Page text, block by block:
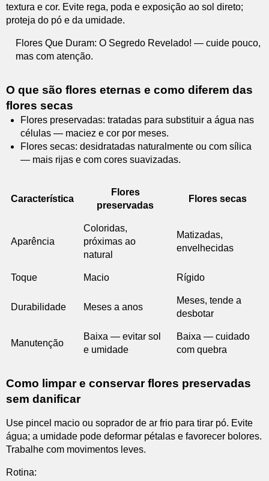
textura e cor. Evite rega, poda e exposição ao sol direto;
proteja do pó e da umidade.
Flores Que Duram: O Segredo Revelado! — cuide pouco,
mas com atenção.
O que são flores eternas e como diferem das
flores secas
Flores preservadas: tratadas para substituir a água nas
células — maciez e cor por meses.
Flores secas: desidratadas naturalmente ou com sílica
— mais rijas e com cores suavizadas.
Característica
Flores
preservadas
Flores secas
Aparência
Coloridas,
próximas ao
natural
Matizadas,
envelhecidas
Toque Macio Rígido
Durabilidade Meses a anos
Meses, tende a
desbotar
Manutenção
Baixa — evitar sol
e umidade
Baixa — cuidado
com quebra
Como limpar e conservar flores preservadas
sem danificar
Use pincel macio ou soprador de ar frio para tirar pó. Evite
água; a umidade pode deformar pétalas e favorecer bolores.
Trabalhe com movimentos leves.
Rotina: